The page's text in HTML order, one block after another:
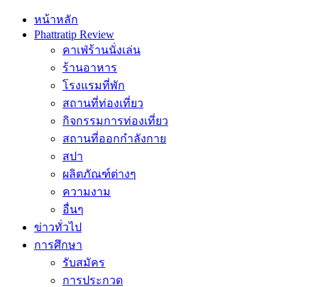
หน้าหลัก
Phattratip Review
คาเฟ่ร้านนั่งเล่น
ร้านอาหาร
โรงแรมที่พัก
สถานที่ท่องเที่ยว
กิจกรรมการท่องเที่ยว
สถานที่ออกกำลังกาย
สปา
ผลิตภัณฑ์ต่างๆ
ความงาม
อื่นๆ
ข่าวทั่วไป
การศึกษา
รับสมัคร
การประกวด